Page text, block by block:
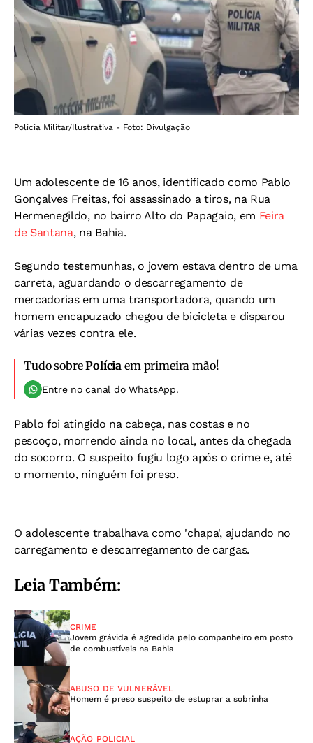
Polícia Militar/Ilustrativa - Foto: Divulgação
Um adolescente de 16 anos, identificado como Pablo
Gonçalves Freitas, foi assassinado a tiros, na Rua
Hermenegildo, no bairro Alto do Papagaio, em Feira
de Santana, na Bahia.
Segundo testemunhas, o jovem estava dentro de uma
carreta, aguardando o descarregamento de
mercadorias em uma transportadora, quando um
homem encapuzado chegou de bicicleta e disparou
várias vezes contra ele.
Tudo sobrePolícia em primeira mão!
Entre no canal do WhatsApp.
Pablo foi atingido na cabeça, nas costas e no
pescoço, morrendo ainda no local, antes da chegada
do socorro. O suspeito fugiu logo após o crime e, até
o momento, ninguém foi preso.
O adolescente trabalhava como 'chapa', ajudando no
carregamento e descarregamento de cargas.
Leia Também:
CRIME
Jovem grávida é agredida pelo companheiro em posto
de combustíveis na Bahia
ABUSO DE VULNERÁVEL
Homem é preso suspeito de estuprar a sobrinha
AÇÃO POLICIAL